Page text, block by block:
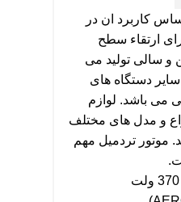
کاربرد ان در
ارتقاء سطح
و سالی تولید می
سایر دستگاه های
می باشد. لوازم
و مدل های مختلف
موتور تردمیل مهم